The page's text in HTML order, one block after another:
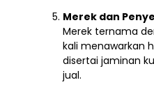
Merek dan
Merek ternama
kali menawarkan
disertai jaminan
jual.